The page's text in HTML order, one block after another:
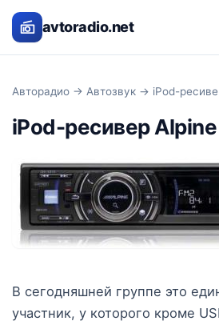
avtoradio.net
Авторадио → Автозвук → iPod-
iPod-ресивер
В сегодняшней группе это
участник, у которого кроме